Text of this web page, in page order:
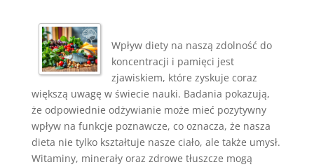
Wpływ diety na naszą zdolność do
koncentracji i pamięci jest
zjawiskiem, które zyskuje coraz
większą uwagę w świecie nauki. Badania pokazują,
że odpowiednie odżywianie może mieć pozytywny
wpływ na funkcje poznawcze, co oznacza, że nasza
dieta nie tylko kształtuje nasze ciało, ale także umysł.
Witaminy, minerały oraz zdrowe tłuszcze mogą